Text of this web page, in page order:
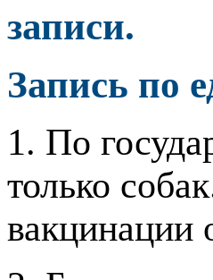
записи.
Запись по
1. По
только
вакцинации